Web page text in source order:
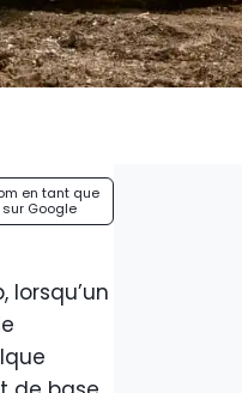
en tant que
Google
lorsqu’un